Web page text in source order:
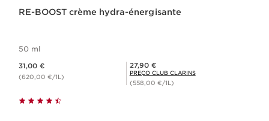
RE-BOOST crème hydra-énergisante
50 ml
31,00 €
(620,00 €/1L)
Preço Club Clarins 27,90 €
27,90 €
PREÇO CLUB CLARINS
(558,00 €/1L)